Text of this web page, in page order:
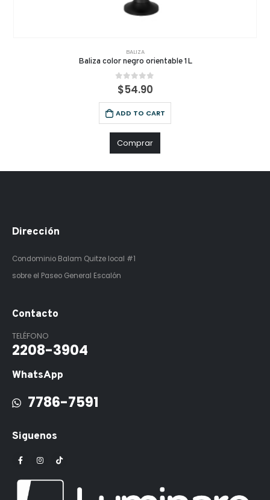
BALIZA
Baliza color negro orientable 1L
0out of 5
$54.90
ADD TO CART
Comprar
Dirección
Condominio Balam Quitze local #1
sobre el Paseo General Escalón
Contacto
TELÉFONO
2208-3904
WhatsApp
7786-7591
Siguenos